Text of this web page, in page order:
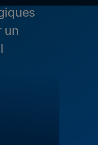
un